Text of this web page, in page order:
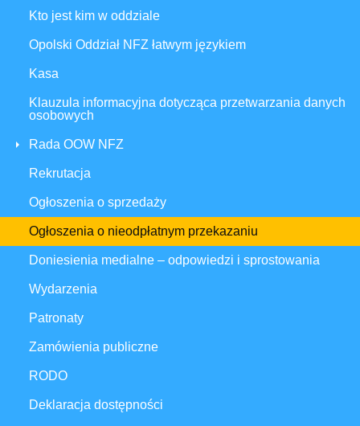
Kto jest kim w oddziale
Opolski Oddział NFZ łatwym językiem
Kasa
Klauzula informacyjna dotycząca przetwarzania danych
osobowych
Rada OOW NFZ
Rekrutacja
Ogłoszenia o sprzedaży
Ogłoszenia o nieodpłatnym przekazaniu
Doniesienia medialne – odpowiedzi i sprostowania
Wydarzenia
Patronaty
Zamówienia publiczne
RODO
Deklaracja dostępności